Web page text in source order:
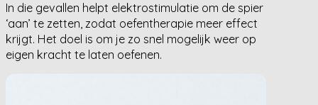
In die gevallen helpt elektrostimulatie om de spier
‘aan’ te zetten, zodat oefentherapie meer effect
krijgt. Het doel is om je zo snel mogelijk weer op
eigen kracht te laten oefenen.